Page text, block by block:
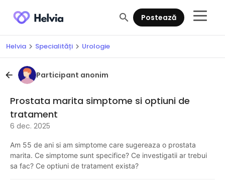
search Postează
Helvia chevron_right Specialități chevron_right Urologie
arrow_back Participant anonim
Prostata marita simptome si optiuni de
tratament
6 dec. 2025
Am 55 de ani si am simptome care sugereaza o prostata
marita. Ce simptome sunt specifice? Ce investigatii ar trebui
sa fac? Ce optiuni de tratament exista?